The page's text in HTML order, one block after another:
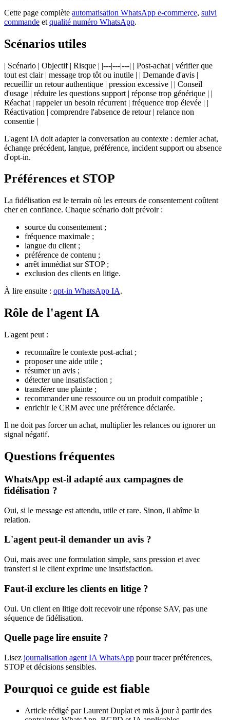
Cette page complète automatisation WhatsApp e-commerce, suivi
commande et qualité numéro WhatsApp.
Scénarios utiles
| Scénario | Objectif | Risque | |---|---|---| | Post-achat | vérifier que
tout est clair | message trop tôt ou inutile | | Demande d'avis |
recueillir un retour authentique | pression excessive | | Conseil
d'usage | réduire les questions support | réponse trop générique | |
Réachat | rappeler un besoin récurrent | fréquence trop élevée | |
Réactivation | comprendre l'absence de retour | relance non
consentie |
L'agent IA doit adapter la conversation au contexte : dernier achat,
échange précédent, langue, préférence, incident support ou absence
d'opt-in.
Préférences et STOP
La fidélisation est le terrain où les erreurs de consentement coûtent
cher en confiance. Chaque scénario doit prévoir :
source du consentement ;
fréquence maximale ;
langue du client ;
préférence de contenu ;
arrêt immédiat sur STOP ;
exclusion des clients en litige.
À lire ensuite : opt-in WhatsApp IA.
Rôle de l'agent IA
L'agent peut :
reconnaître le contexte post-achat ;
proposer une aide utile ;
résumer un avis ;
détecter une insatisfaction ;
transférer une plainte ;
recommander une ressource ou un produit compatible ;
enrichir le CRM avec une préférence déclarée.
Il ne doit pas forcer un achat, multiplier les relances ou ignorer un
signal négatif.
Questions fréquentes
WhatsApp est-il adapté aux campagnes de
fidélisation ?
Oui, si le message est attendu, utile et rare. Sinon, il abîme la
relation.
L'agent peut-il demander un avis ?
Oui, mais avec une formulation simple, sans pression et avec
transfert si le client exprime une insatisfaction.
Faut-il exclure les clients en litige ?
Oui. Un client en litige doit recevoir une réponse SAV, pas une
séquence de fidélisation.
Quelle page lire ensuite ?
Lisez journalisation agent IA WhatsApp pour tracer préférences,
STOP et décisions sensibles.
Pourquoi ce guide est fiable
Article rédigé par Laurent Duplat et mis à jour à partir des